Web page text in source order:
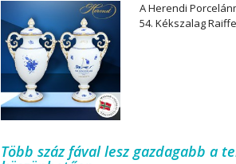
A Herendi
54. Kékszalag
Több száz fával lesz gazdagabb a